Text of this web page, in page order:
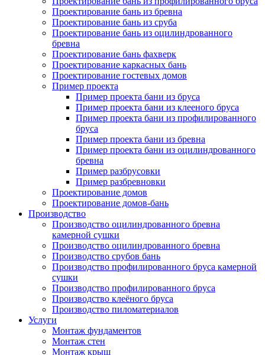
Проектирование бань из бревна
Проектирование бань из сруба
Проектирование бань из оцилиндрованного
бревна
Проектирование бань фахверк
Проектирование каркасных бань
Проектирование гостевых домов
Пример проекта
Пример проекта бани из бруса
Пример проекта бани из клееного бруса
Пример проекта бани из профилированного
бруса
Пример проекта бани из бревна
Пример проекта бани из оцилиндрованного
бревна
Пример разбрусовки
Пример разбревновки
Проектирование домов
Проектирование домов-бань
Производство
Производство оцилиндрованного бревна
камерной сушки
Производство оцилиндрованного бревна
Производство срубов бань
Производство профилированного бруса камерной
сушки
Производство профилированного бруса
Производство клеёного бруса
Производство пиломатериалов
Услуги
Монтаж фундаментов
Монтаж стен
Монтаж крыш